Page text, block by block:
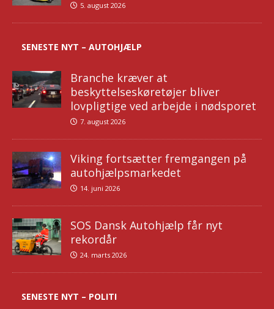
5. august 2026
SENESTE NYT – AUTOHJÆLP
Branche kræver at
beskyttelseskøretøjer bliver
lovpligtige ved arbejde i nødsporet
7. august 2026
Viking fortsætter fremgangen på
autohjælpsmarkedet
14. juni 2026
SOS Dansk Autohjælp får nyt
rekordår
24. marts 2026
SENESTE NYT – POLITI